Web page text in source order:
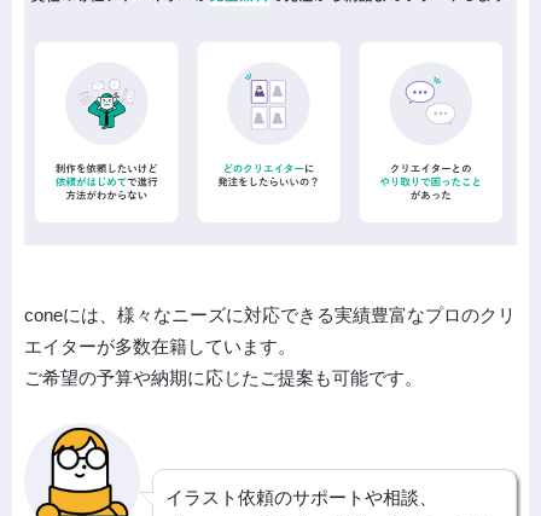
coneには、様々なニーズに対応できる実績豊富なプロのクリ
エイターが多数在籍しています。
ご希望の予算や納期に応じたご提案も可能です。
イラスト依頼のサポートや相談、